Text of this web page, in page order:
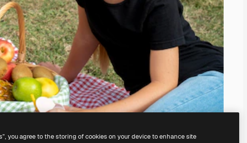
you agree to the storing of cookies on your device to enhance site